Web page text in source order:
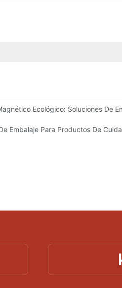
Ecológico: Soluciones De
Embalaje Para Productos De